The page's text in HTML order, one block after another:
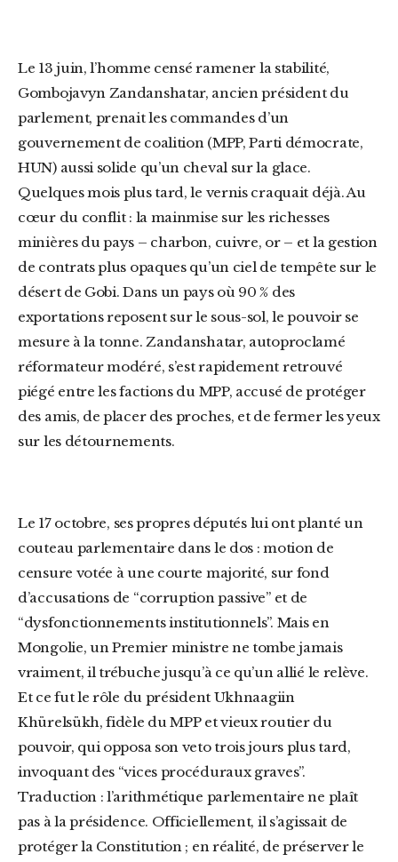
Le 13 juin, l’homme censé ramener la stabilité,
Gombojavyn Zandanshatar, ancien président du
parlement, prenait les commandes d’un
gouvernement de coalition (MPP, Parti démocrate,
HUN) aussi solide qu’un cheval sur la glace.
Quelques mois plus tard, le vernis craquait déjà. Au
cœur du conflit : la mainmise sur les richesses
minières du pays – charbon, cuivre, or – et la gestion
de contrats plus opaques qu’un ciel de tempête sur le
désert de Gobi. Dans un pays où 90 % des
exportations reposent sur le sous-sol, le pouvoir se
mesure à la tonne. Zandanshatar, autoproclamé
réformateur modéré, s’est rapidement retrouvé
piégé entre les factions du MPP, accusé de protéger
des amis, de placer des proches, et de fermer les yeux
sur les détournements.
Le 17 octobre, ses propres députés lui ont planté un
couteau parlementaire dans le dos : motion de
censure votée à une courte majorité, sur fond
d’accusations de “corruption passive” et de
“dysfonctionnements institutionnels”. Mais en
Mongolie, un Premier ministre ne tombe jamais
vraiment, il trébuche jusqu’à ce qu’un allié le relève.
Et ce fut le rôle du président Ukhnaagiin
Khürelsükh, fidèle du MPP et vieux routier du
pouvoir, qui opposa son veto trois jours plus tard,
invoquant des “vices procéduraux graves”.
Traduction : l’arithmétique parlementaire ne plaît
pas à la présidence. Officiellement, il s’agissait de
protéger la Constitution ; en réalité, de préserver le